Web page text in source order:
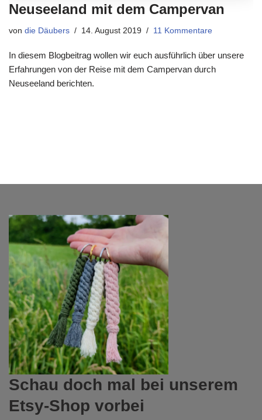
Neuseeland mit dem Campervan
von die Däubers 14. August 2019 11 Kommentare
In diesem Blogbeitrag wollen wir euch ausführlich über unsere
Erfahrungen von der Reise mit dem Campervan durch
Neuseeland berichten.
Schau doch mal bei unserem
Etsy-Shop vorbei